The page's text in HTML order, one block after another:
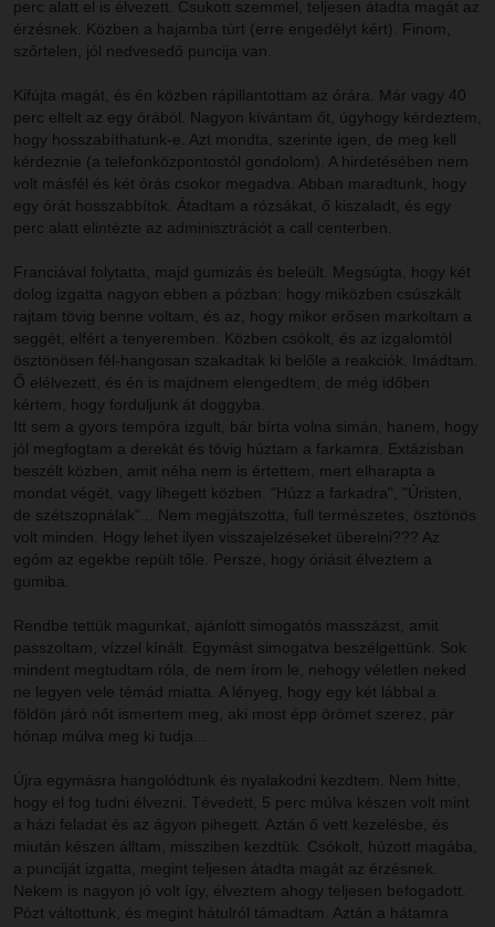
perc alatt el is élvezett. Csukott szemmel, teljesen átadta magát az
érzésnek. Közben a hajamba túrt (erre engedélyt kért). Finom,
szőrtelen, jól nedvesedő puncija van.
Kifújta magát, és én közben rápillantottam az órára. Már vagy 40
perc eltelt az egy órából. Nagyon kívántam őt, úgyhogy kérdeztem,
hogy hosszabíthatunk-e. Azt mondta, szerinte igen, de meg kell
kérdeznie (a telefonközpontostól gondolom). A hirdetésében nem
volt másfél és két órás csokor megadva. Abban maradtunk, hogy
egy órát hosszabbítok. Átadtam a rózsákat, ő kiszaladt, és egy
perc alatt elintézte az adminisztrációt a call centerben.
Franciával folytatta, majd gumizás és beleült. Megsúgta, hogy két
dolog izgatta nagyon ebben a pózban: hogy miközben csúszkált
rajtam tövig benne voltam, és az, hogy mikor erősen markoltam a
seggét, elfért a tenyeremben. Közben csókolt, és az izgalomtól
ösztönösen fél-hangosan szakadtak ki belőle a reakciók. Imádtam.
Ő elélvezett, és én is majdnem elengedtem, de még időben
kértem, hogy forduljunk át doggyba.
Itt sem a gyors tempóra izgult, bár bírta volna simán, hanem, hogy
jól megfogtam a derekát és tövig húztam a farkamra. Extázisban
beszélt közben, amit néha nem is értettem, mert elharapta a
mondat végét, vagy lihegett közben. "Húzz a farkadra", "Úristen,
de szétszopnálak"... Nem megjátszotta, full természetes, ösztönös
volt minden. Hogy lehet ilyen visszajelzéseket überelni??? Az
egóm az egekbe repült tőle. Persze, hogy óriásit élveztem a
gumiba.
Rendbe tettük magunkat, ajánlott simogatós masszázst, amit
passzoltam, vízzel kínált. Egymást simogatva beszélgettünk. Sok
mindent megtudtam róla, de nem írom le, nehogy véletlen neked
ne legyen vele témád miatta. A lényeg, hogy egy két lábbal a
földön járó nőt ismertem meg, aki most épp örömet szerez, pár
hónap múlva meg ki tudja...
Újra egymásra hangolódtunk és nyalakodni kezdtem. Nem hitte,
hogy el fog tudni élvezni. Tévedett, 5 perc múlva készen volt mint
a házi feladat és az ágyon pihegett. Aztán ő vett kezelésbe, és
miután készen álltam, missziben kezdtük. Csókolt, húzott magába,
a punciját izgatta, megint teljesen átadta magát az érzésnek.
Nekem is nagyon jó volt így, élveztem ahogy teljesen befogadott.
Pózt váltottunk, és megint hátulról támadtam. Aztán a hátamra